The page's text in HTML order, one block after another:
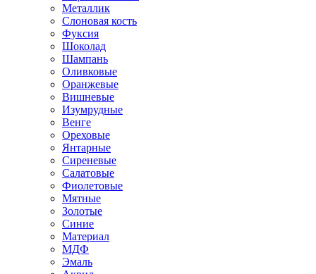
Металлик
Слоновая кость
Фуксия
Шоколад
Шампань
Оливковые
Оранжевые
Вишневые
Изумрудные
Венге
Ореховые
Янтарные
Сиреневые
Салатовые
Фиолетовые
Мятные
Золотые
Синие
Материал
МДФ
Эмаль